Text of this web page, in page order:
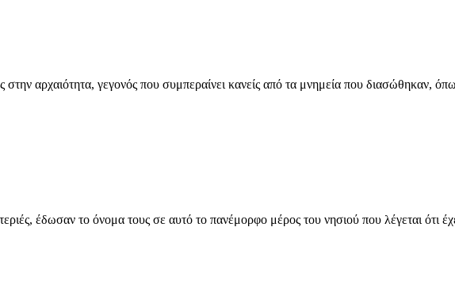
αρχαιότητα, γεγονός που συμπεραίνει κανείς από τα μνημεία που διασώθηκαν,
έδωσαν το όνομα τους σε αυτό το πανέμορφο μέρος του νησιού που λέγεται ότι